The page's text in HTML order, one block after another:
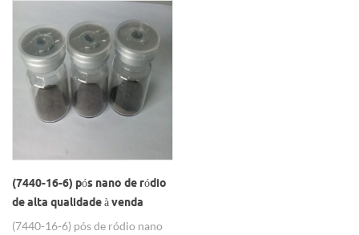
nanopartículas de ródio de alta
estabilidade conforme a
necessidade.
(7440-16-6) pós nano de ródio
de alta qualidade à venda
(7440-16-6) pós de ródio nano